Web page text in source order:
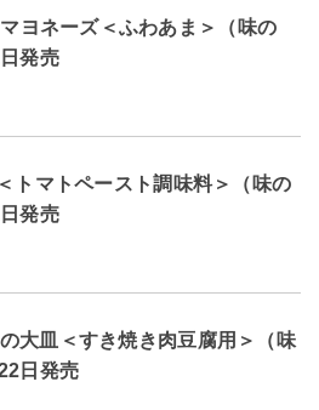
ヨネーズ＜ふわあま＞（味の
発売
マトペースト調味料＞（味の
発売
皿＜すき焼き肉豆腐用＞（味
日発売